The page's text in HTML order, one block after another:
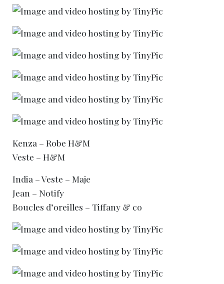
Kenza – Robe H&M
Veste – H&M
India – Veste – Maje
Jean – Notify
Boucles d’oreilles – Tiffany & co